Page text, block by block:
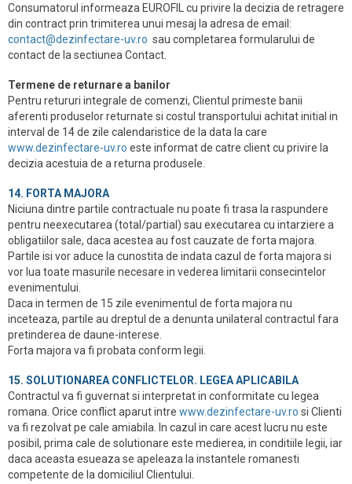
Consumatorul informeaza EUROFIL cu privire la decizia de retragere
din contract prin trimiterea unui mesaj la adresa de email:
contact@dezinfectare-uv.ro sau completarea formularului de
contact de la sectiunea Contact.
Termene de returnare a banilor
Pentru retururi integrale de comenzi, Clientul primeste banii
aferenti produselor returnate si costul transportului achitat initial in
interval de 14 de zile calendaristice de la data la care
www.dezinfectare-uv.ro este informat de catre client cu privire la
decizia acestuia de a returna produsele.
14. FORTA MAJORA
Niciuna dintre partile contractuale nu poate fi trasa la raspundere
pentru neexecutarea (total/partial) sau executarea cu intarziere a
obligatiilor sale, daca acestea au fost cauzate de forta majora.
Partile isi vor aduce la cunostita de indata cazul de forta majora si
vor lua toate masurile necesare in vederea limitarii consecintelor
evenimentului.
Daca in termen de 15 zile evenimentul de forta majora nu
inceteaza, partile au dreptul de a denunta unilateral contractul fara
pretinderea de daune-interese.
Forta majora va fi probata conform legii.
15. SOLUTIONAREA CONFLICTELOR. LEGEA APLICABILA
Contractul va fi guvernat si interpretat in conformitate cu legea
romana. Orice conflict aparut intre www.dezinfectare-uv.ro si Clienti
va fi rezolvat pe cale amiabila. In cazul in care acest lucru nu este
posibil, prima cale de solutionare este medierea, in conditiile legii, iar
daca aceasta esueaza se apeleaza la instantele romanesti
competente de la domiciliul Clientului.